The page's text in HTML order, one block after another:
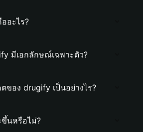
อะไร?
มีเอกลักษณ์เฉพาะตัว?
ของ drugify เป็นอย่างไร?
นหรือไม่?